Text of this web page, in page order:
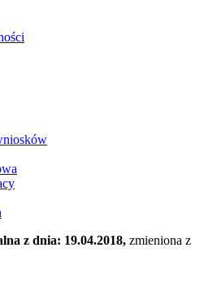
z dnia: 19.04.2018, zmieniona z